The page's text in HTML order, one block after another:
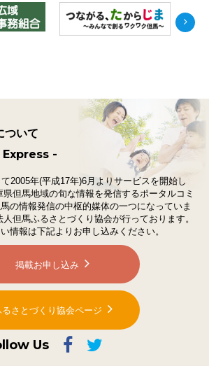
ついて
-
2005年(平成17年)6月よりサービスを開始し
県但馬地域の旬な情報を発信するポータルコミ
の情報発信の中枢的媒体の一つになっていま
但馬ふるさとづくり協会が行っております。
情報は下記よりお申し込みください。
掲載お申し込み
るさとづくり協会ページ
Us